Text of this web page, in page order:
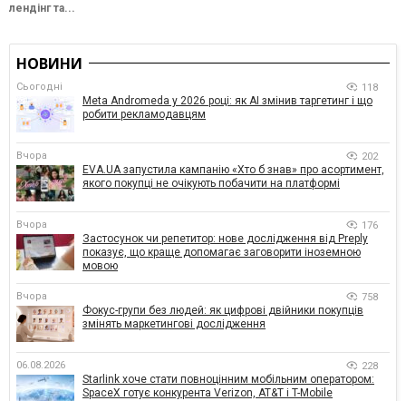
лендінг та...
НОВИНИ
Сьогодні 118
Meta Andromeda у 2026 році: як AI змінив таргетинг і що
робити рекламодавцям
Вчора 202
EVA.UA запустила кампанію «Хто б знав» про асортимент,
якого покупці не очікують побачити на платформі
Вчора 176
Застосунок чи репетитор: нове дослідження від Preply
показує, що краще допомагає заговорити іноземною
мовою
Вчора 758
Фокус-групи без людей: як цифрові двійники покупців
змінять маркетингові дослідження
06.08.2026 228
Starlink хоче стати повноцінним мобільним оператором:
SpaceX готує конкурента Verizon, AT&T і T-Mobile